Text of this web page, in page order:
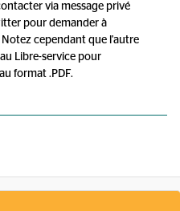
via message privé
pour demander à
Notez cependant que l'autre
Libre-service pour
format .PDF.